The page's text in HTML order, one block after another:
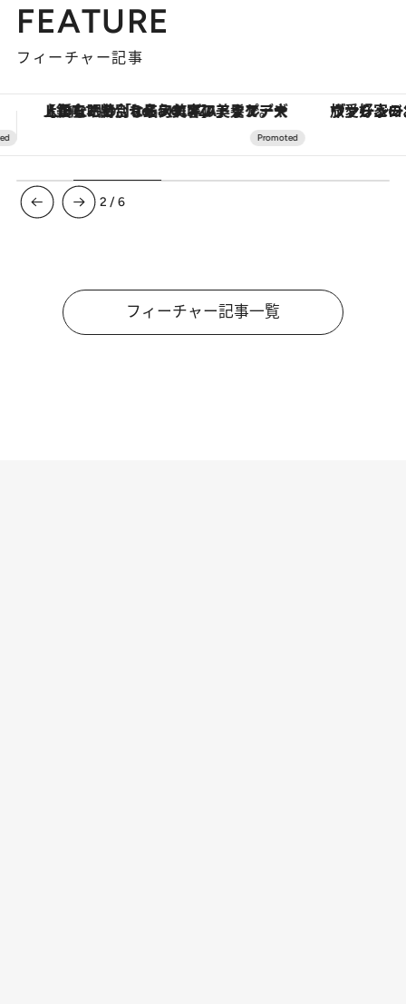
FEATURE
フィーチャー記事
ヴァシュロン・コンスタンタン「オーヴァーシーズ・オートマティック」。旅愛好家のお気に入りコレクションから、ジェンダーレスな新作が登場
3 /6
フィーチャー記事一覧